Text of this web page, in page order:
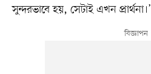
সুন্দরভাবে হয়, সেটাই এখন প্রার্থনা।’